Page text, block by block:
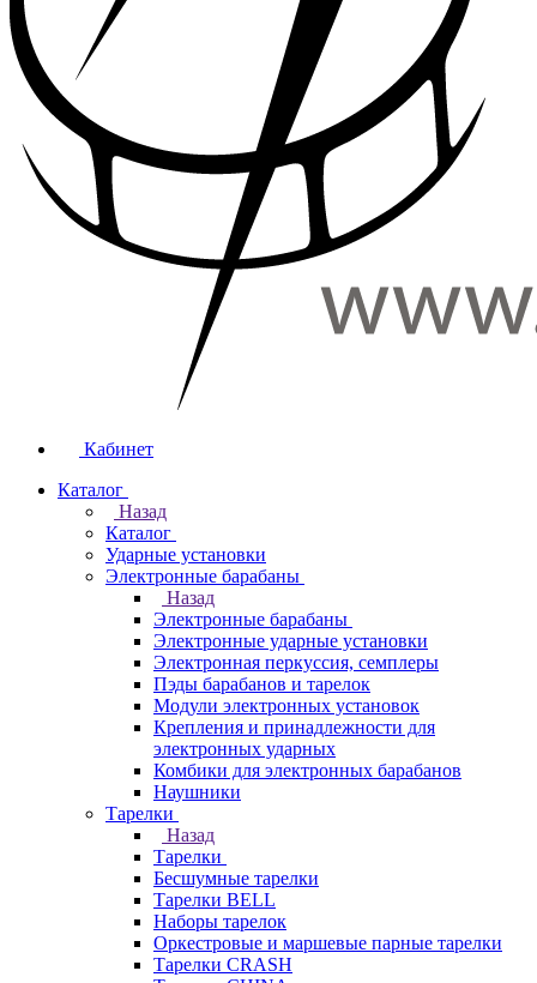
Кабинет
Каталог
Назад
Каталог
Ударные установки
Электронные барабаны
Назад
Электронные барабаны
Электронные ударные установки
Электронная перкуссия, семплеры
Пэды барабанов и тарелок
Модули электронных установок
Крепления и принадлежности для
электронных ударных
Комбики для электронных барабанов
Наушники
Тарелки
Назад
Тарелки
Бесшумные тарелки
Тарелки BELL
Наборы тарелок
Оркестровые и маршевые парные тарелки
Тарелки CRASH